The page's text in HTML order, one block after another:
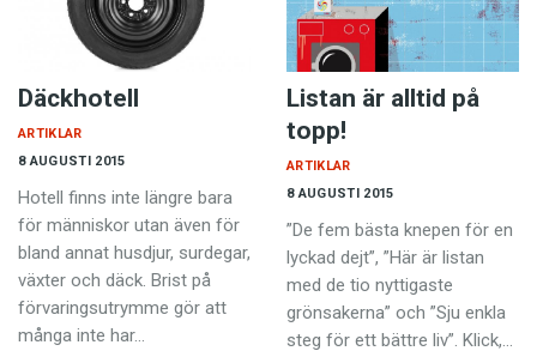
Däckhotell
8 AUGUSTI 2015
ARTIKLAR
Hotell finns inte längre bara
för människor utan även för
bland annat husdjur, surdegar,
växter och däck. Brist på
förvaringsutrymme gör att
många inte har…
Listan är alltid på
topp!
8 AUGUSTI 2015
ARTIKLAR
”De fem bästa knepen för en
lyckad dejt”, ”Här är listan
med de tio nyttigaste
grönsakerna” och ”Sju enkla
steg för ett bättre liv”. Klick,…